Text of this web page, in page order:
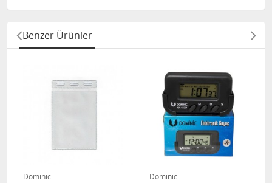
Benzer Ürünler
Dominic Dominic